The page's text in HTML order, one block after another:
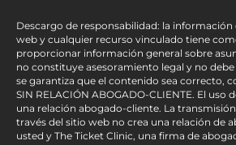
Descargo de responsabilidad: la
web y cualquier recurso vinculado tiene
proporcionar información general sobre
no constituye asesoramiento legal y no
se garantiza que el contenido sea correcto,
SIN RELACIÓN ABOGADO-CLIENTE. El uso
una relación abogado-cliente. La
través del sitio web no crea una relación de
usted y The Ticket Clinic, una firma de